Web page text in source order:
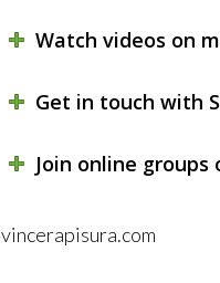
Watch videos on
Get in touch with
Join online groups
vincerapisura.com